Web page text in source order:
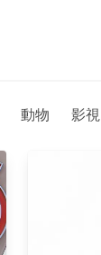
動物 影視